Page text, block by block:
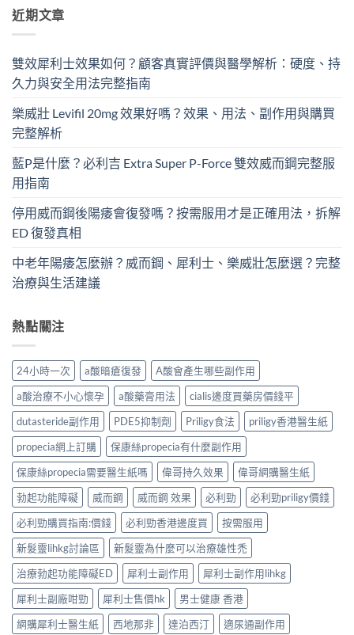
近期文章
雙效犀利士效果如何？顧客真實評價與醫學解析：硬度、持
久力與安全用法完整指南
樂威壯 Levifil 20mg 效果好嗎？效果、用法、副作用與購買
完整解析
藍P是什麼？必利吉 Extra Super P-Force​ 雙效威而鋼完整服
用指南
停用威而鋼後陽痿會復發嗎？按需服用才是正確用法，拆解
ED 復發真相
中老年陽痿怎麼辦？威而鋼、犀利士、樂威壯怎麼選？完整
治療與生活建議
熱點關注
24小時一次 a酸暗瘡復發
A酸會產生哪些副作用
a酸治療不小心懷孕
a酸藥膏用法
cialis邊度買藥房價錢平
dutasteride副作用
PDE5抑制劑 Priligy食法
priligy香港醫生紙
propecia網上訂購
保康絲propecia有什麼副作用
保康絲propecia需要醫生紙嗎
偉哥持久效果
偉哥網購醫生紙
勃起功能障礙
威而鋼 威而鋼 效果 必利勁
必利勁priligy價錢
必利勁購買指南:價錢
必利勁香港邊度買
按需服用
新髮靈lihkg討論區
新髮靈為什麼可以治療雄性禿
治療勃起功能障礙ED
犀利士副作用
犀利士副作用lihkg
犀利士副廠咁勁
犀利士售價hk
男士健康 香港
網購犀利士醫生紙
西地那非 達泊西汀 適尿通副作用